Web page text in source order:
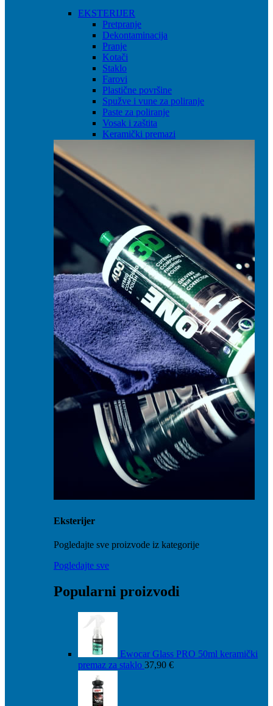
EKSTERIJER
Pretpranje
Dekontaminacija
Pranje
Kotači
Staklo
Farovi
Plastične površine
Spužve i vune za poliranje
Paste za poliranje
Vosak i zaštita
Keramički premazi
Eksterijer
Pogledajte sve proizvode iz kategorije
Pogledajte sve
Popularni proizvodi
Ewocar Glass PRO 50ml keramički
premaz za staklo 37,90 €